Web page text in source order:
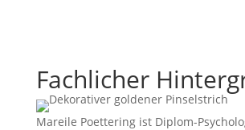
Fachlicher
Mareile Poettering ist Diplom-